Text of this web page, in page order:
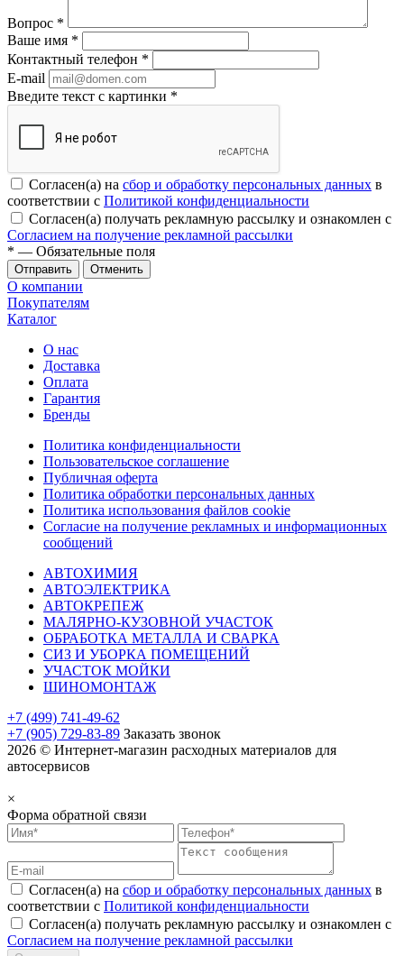
Вопрос *
Ваше имя *
Контактный телефон *
E-mail
Введите текст с картинки *
Согласен(а) на сбор и обработку персональных данных в
соответствии с Политикой конфиденциальности
Согласен(а) получать рекламную рассылку и ознакомлен с
Согласием на получение рекламной рассылки
* — Обязательные поля
Отменить
О компании
Покупателям
Каталог
О нас
Доставка
Оплата
Гарантия
Бренды
Политика конфиденциальности
Пользовательское соглашение
Публичная оферта
Политика обработки персональных данных
Политика использования файлов cookie
Согласие на получение рекламных и информационных
сообщений
АВТОХИМИЯ
АВТОЭЛЕКТРИКА
АВТОКРЕПЕЖ
МАЛЯРНО-КУЗОВНОЙ УЧАСТОК
ОБРАБОТКА МЕТАЛЛА И СВАРКА
СИЗ И УБОРКА ПОМЕЩЕНИЙ
УЧАСТОК МОЙКИ
ШИНОМОНТАЖ
+7 (499) 741-49-62
+7 (905) 729-83-89 Заказать звонок
2026 © Интернет-магазин расходных материалов для
автосервисов
×
Форма обратной связи
Согласен(а) на сбор и обработку персональных данных в
соответствии с Политикой конфиденциальности
Согласен(а) получать рекламную рассылку и ознакомлен с
Согласием на получение рекламной рассылки